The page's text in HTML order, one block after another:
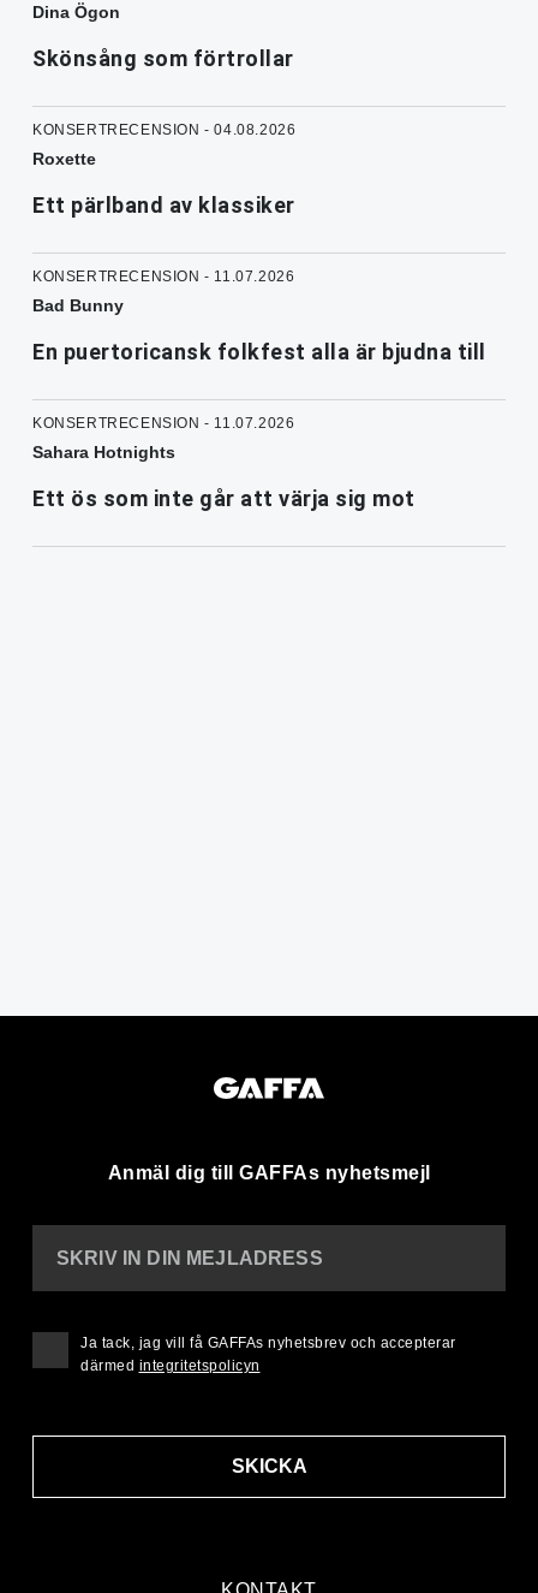
Dina Ögon
Skönsång som förtrollar
KONSERTRECENSION - 04.08.2026
Roxette
Ett pärlband av klassiker
KONSERTRECENSION - 11.07.2026
Bad Bunny
En puertoricansk folkfest alla är bjudna till
KONSERTRECENSION - 11.07.2026
Sahara Hotnights
Ett ös som inte går att värja sig mot
Anmäl dig till GAFFAs nyhetsmejl
SKRIV IN DIN MEJLADRESS
SKICKA
Ja tack, jag vill få GAFFAs nyhetsbrev och accepterar
därmed integritetspolicyn